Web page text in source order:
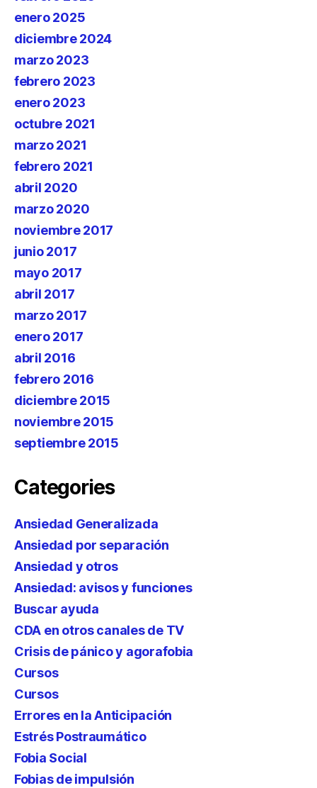
enero 2025
diciembre 2024
marzo 2023
febrero 2023
enero 2023
octubre 2021
marzo 2021
febrero 2021
abril 2020
marzo 2020
noviembre 2017
junio 2017
mayo 2017
abril 2017
marzo 2017
enero 2017
abril 2016
febrero 2016
diciembre 2015
noviembre 2015
septiembre 2015
Categories
Ansiedad Generalizada
Ansiedad por separación
Ansiedad y otros
Ansiedad: avisos y funciones
Buscar ayuda
CDA en otros canales de TV
Crisis de pánico y agorafobia
Cursos
Cursos
Errores en la Anticipación
Estrés Postraumático
Fobia Social
Fobias de impulsión